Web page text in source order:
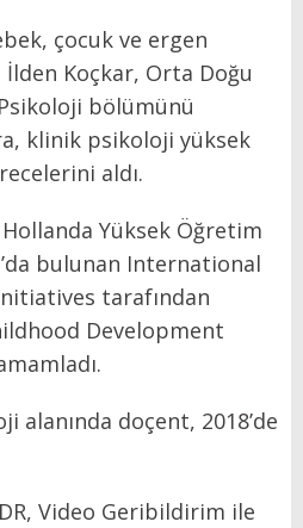
çocuk ve ergen
Koçkar, Orta Doğu
bölümünü
klinik psikoloji yüksek
aldı.
Yüksek Öğretim
bulunan International
tarafından
Development
alanında doçent, 2018’de
Video Geribildirim ile